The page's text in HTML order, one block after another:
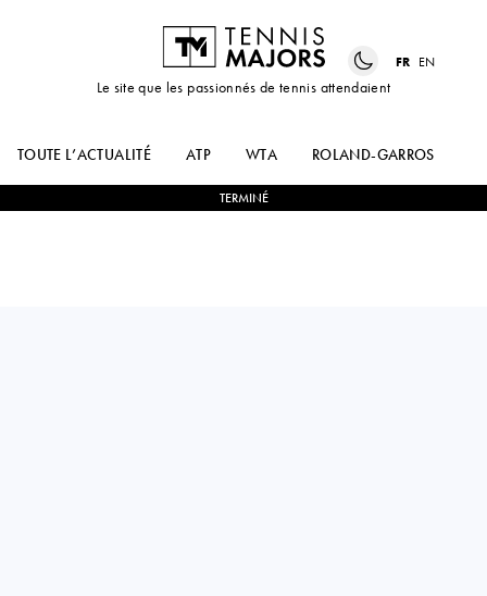
Le site que les passionnés de tennis attendaient
FR EN
TOUTE L’ACTUALITÉ ATP WTA ROLAND-GARROS
TERMINÉ